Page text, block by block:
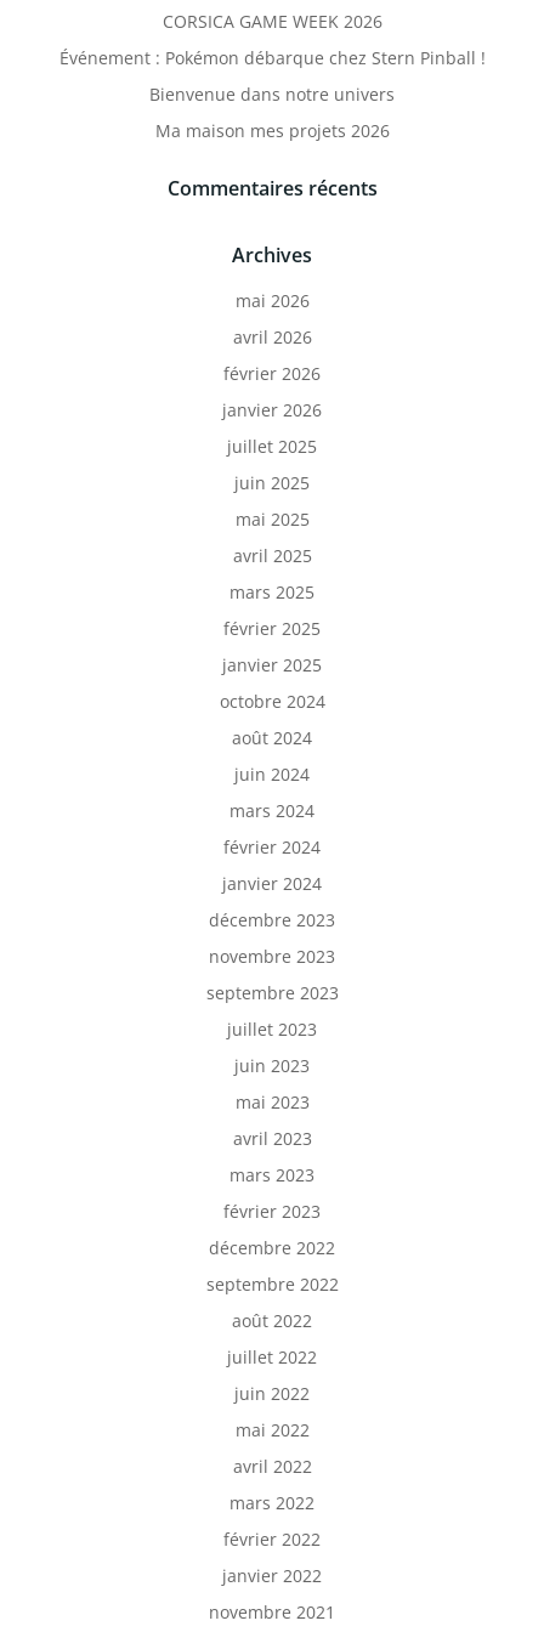
CORSICA GAME WEEK 2026
Événement : Pokémon débarque chez Stern Pinball !
Bienvenue dans notre univers
Ma maison mes projets 2026
Commentaires récents
Archives
mai 2026
avril 2026
février 2026
janvier 2026
juillet 2025
juin 2025
mai 2025
avril 2025
mars 2025
février 2025
janvier 2025
octobre 2024
août 2024
juin 2024
mars 2024
février 2024
janvier 2024
décembre 2023
novembre 2023
septembre 2023
juillet 2023
juin 2023
mai 2023
avril 2023
mars 2023
février 2023
décembre 2022
septembre 2022
août 2022
juillet 2022
juin 2022
mai 2022
avril 2022
mars 2022
février 2022
janvier 2022
novembre 2021